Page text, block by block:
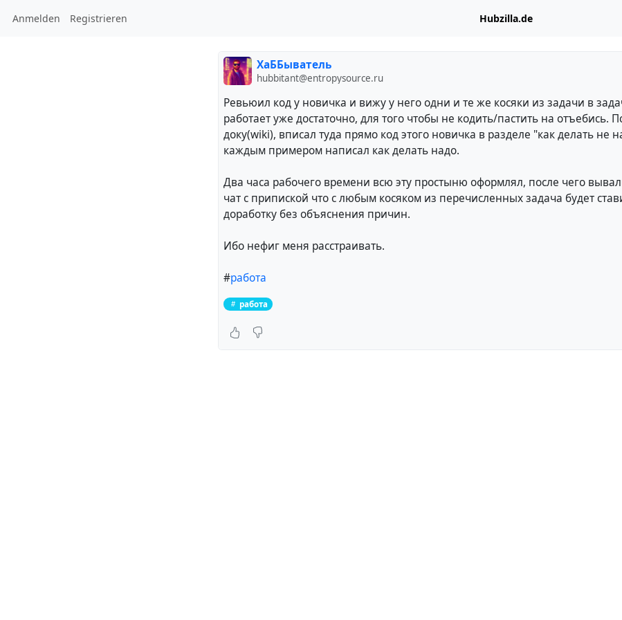
Anmelden Registrieren Hubzilla.de
ХаББыватель
hubbitant@entropysource.ru
Ревьюил код у новичка и вижу у него одни и те же косяки из задачи в
работает уже достаточно, для того чтобы не кодить/пастить на отъебись.
доку(wiki), вписал туда прямо код этого новичка в разделе "как делать не
каждым примером написал как делать надо.
Два часа рабочего времени всю эту простыню оформлял, после чего
чат с припиской что с любым косяком из перечисленных задача будет
доработку без объяснения причин.
Ибо нефиг меня расстраивать.
#работа
работа